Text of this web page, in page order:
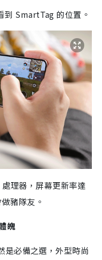
到 SmartTag 的位置。
理器，屏幕更新率達
豬隊友。
魄
是必備之選，外型時尚